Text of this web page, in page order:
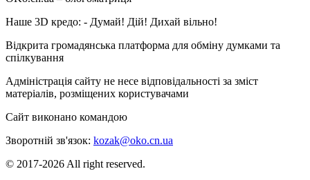
Наше 3D кредо: - Думай! Дій! Дихай вільно!
Відкрита громадянська платформа для обміну думками та
спілкування
Адміністрація сайту не несе відповідальності за зміст
матеріалів, розміщених користувачами
Сайт виконано командою
Зворотній зв'язок: kozak@oko.cn.ua
© 2017-2026 All right reserved.